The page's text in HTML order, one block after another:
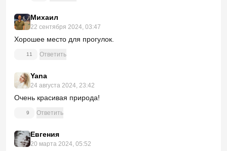
Михаил
22 сентября 2024, 03:47
Хорошее место для прогулок.
11 Ответить
Yana
24 августа 2024, 23:42
Очень красивая природа!
9 Ответить
Евгения
20 марта 2024, 05:52